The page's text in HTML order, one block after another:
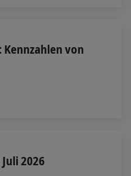
Kennzahlen von
2026